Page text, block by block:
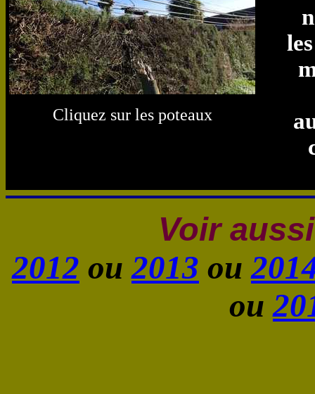
Cliquez sur les poteaux
Voir
2012 ou2013 ou
ou